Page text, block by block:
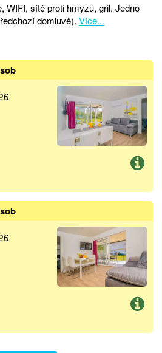
WIFI, sítě proti hmyzu, gril. Jedno
domluvě). Více...